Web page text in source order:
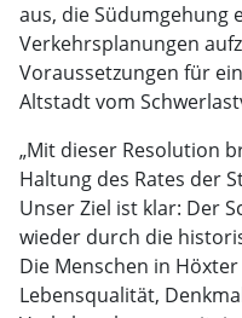
aus, die Südumgehung
Verkehrsplanungen
Voraussetzungen für
Altstadt vom
„Mit dieser Resolution
Haltung des Rates der
Unser Ziel ist klar: Der
wieder durch die
Die Menschen in
Lebensqualität,